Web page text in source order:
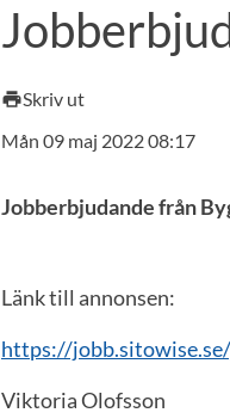
printSkriv ut
Mån 09 maj 2022 08:17
Jobberbjudande från
Länk till annonsen:
https://
Viktoria Olofsson